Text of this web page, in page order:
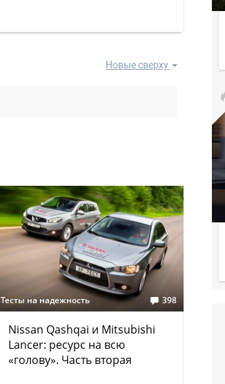
Новые сверху
Тесты на надежность 398
Nissan Qashqai и Mitsubishi
Lancer: ресурс на всю
«голову». Часть вторая